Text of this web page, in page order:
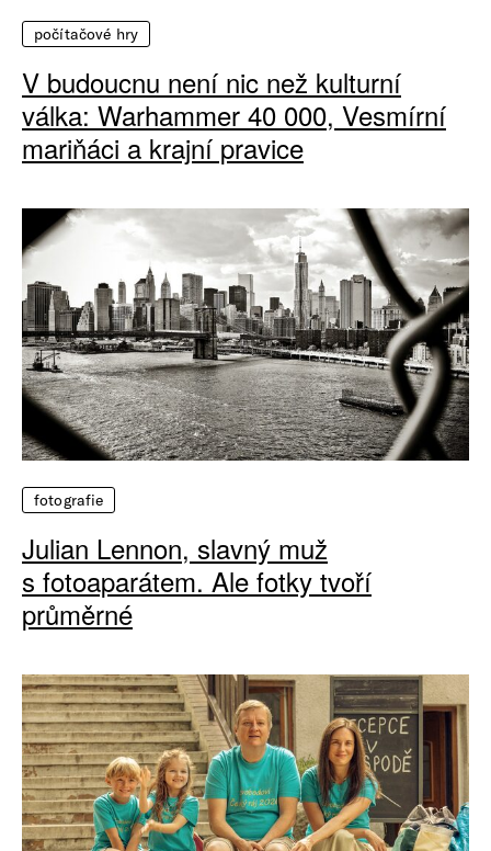
počítačové hry
V budoucnu není nic než kulturní
válka: Warhammer 40 000, Vesmírní
mariňáci a krajní pravice
fotografie
Julian Lennon, slavný muž
s fotoaparátem. Ale fotky tvoří
průměrné